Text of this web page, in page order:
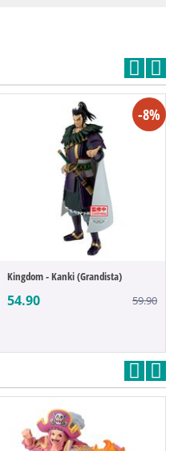
-8%
Kingdom - Kanki (Grandista)
54.90 59.90